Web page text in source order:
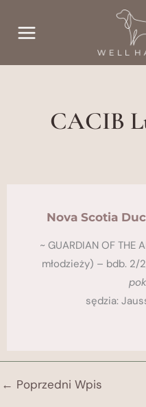
CACIB
Nova Scotia
~ GUARDIAN OF THE
młodzieży) – bdb. 2/
sędzia:
← Poprzedni Wpis